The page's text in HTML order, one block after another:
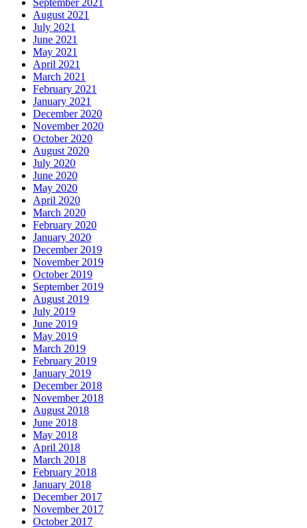
August 2021
July 2021
June 2021
May 2021
April 2021
March 2021
February 2021
January 2021
December 2020
November 2020
October 2020
August 2020
July 2020
June 2020
May 2020
April 2020
March 2020
February 2020
January 2020
December 2019
November 2019
October 2019
September 2019
August 2019
July 2019
June 2019
May 2019
March 2019
February 2019
January 2019
December 2018
November 2018
August 2018
June 2018
May 2018
April 2018
March 2018
February 2018
January 2018
December 2017
November 2017
October 2017